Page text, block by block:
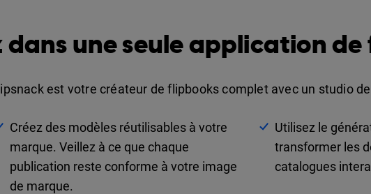
dans une seule application
est votre créateur de flipbooks complet avec un studio
Créez des modèles réutilisables à votre
marque. Veillez à ce que chaque
publication reste conforme à votre image
de marque.
Utilisez le
transformer les
catalogues